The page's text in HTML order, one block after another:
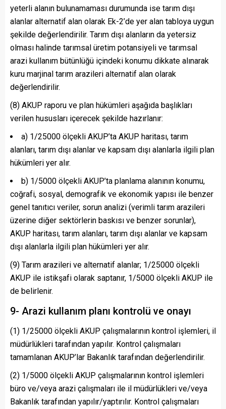
yeterli alanın bulunamaması durumunda ise tarım dışı
alanlar alternatif alan olarak Ek-2’de yer alan tabloya uygun
şekilde değerlendirilir. Tarım dışı alanların da yetersiz
olması halinde tarımsal üretim potansiyeli ve tarımsal
arazi kullanım bütünlüğü içindeki konumu dikkate alınarak
kuru marjinal tarım arazileri alternatif alan olarak
değerlendirilir.
(8) AKUP raporu ve plan hükümleri aşağıda başlıkları
verilen hususları içerecek şekilde hazırlanır:
a) 1/25000 ölçekli AKUP’ta AKUP haritası, tarım
alanları, tarım dışı alanlar ve kapsam dışı alanlarla ilgili plan
hükümleri yer alır.
b) 1/5000 ölçekli AKUP’ta planlama alanının konumu,
coğrafi, sosyal, demografik ve ekonomik yapısı ile benzer
genel tanıtıcı veriler, sorun analizi (verimli tarım arazileri
üzerine diğer sektörlerin baskısı ve benzer sorunlar),
AKUP haritası, tarım alanları, tarım dışı alanlar ve kapsam
dışı alanlarla ilgili plan hükümleri yer alır.
(9) Tarım arazileri ve alternatif alanlar; 1/25000 ölçekli
AKUP ile istikşafi olarak saptanır, 1/5000 ölçekli AKUP ile
de belirlenir.
9- Arazi kullanım planı kontrolü ve onayı
(1) 1/25000 ölçekli AKUP çalışmalarının kontrol işlemleri, il
müdürlükleri tarafından yapılır. Kontrol çalışmaları
tamamlanan AKUP’lar Bakanlık tarafından değerlendirilir.
(2) 1/5000 ölçekli AKUP çalışmalarının kontrol işlemleri
büro ve/veya arazi çalışmaları ile il müdürlükleri ve/veya
Bakanlık tarafından yapılır/yaptırılır. Kontrol çalışmaları